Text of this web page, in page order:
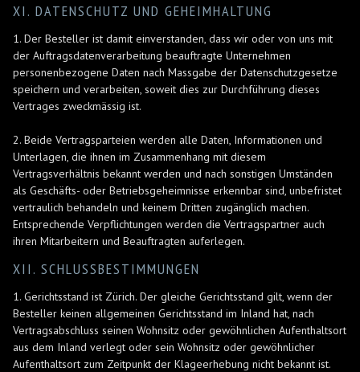
XI. DATENSCHUTZ UND GEHEIMHALTUNG
1. Der Besteller ist damit einverstanden, dass wir oder von uns mit
der Auftragsdatenverarbeitung beauftragte Unternehmen
personenbezogene Daten nach Massgabe der Datenschutzgesetze
speichern und verarbeiten, soweit dies zur Durchführung dieses
Vertrages zweckmässig ist.
2. Beide Vertragsparteien werden alle Daten, Informationen und
Unterlagen, die ihnen im Zusammenhang mit diesem
Vertragsverhältnis bekannt werden und nach sonstigen Umständen
als Geschäfts- oder Betriebsgeheimnisse erkennbar sind, unbefristet
vertraulich behandeln und keinem Dritten zugänglich machen.
Entsprechende Verpflichtungen werden die Vertragspartner auch
ihren Mitarbeitern und Beauftragten auferlegen.
XII. SCHLUSSBESTIMMUNGEN
1. Gerichtsstand ist Zürich. Der gleiche Gerichtsstand gilt, wenn der
Besteller keinen allgemeinen Gerichtsstand im Inland hat, nach
Vertragsabschluss seinen Wohnsitz oder gewöhnlichen Aufenthaltsort
aus dem Inland verlegt oder sein Wohnsitz oder gewöhnlicher
Aufenthaltsort zum Zeitpunkt der Klageerhebung nicht bekannt ist.